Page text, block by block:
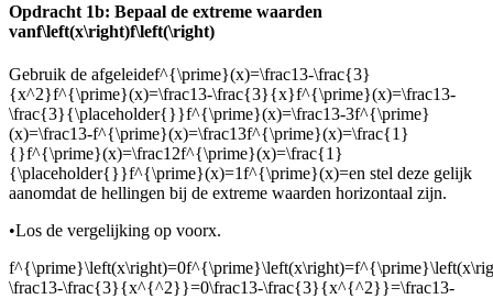
Opdracht 1b: Bepaal de extreme waarden
vanf\left(x\right)f\left(\right)
Gebruik de afgeleidef^{\prime}(x)=\frac13-\frac{3}
{x^2}f^{\prime}(x)=\frac13-\frac{3}{x}f^{\prime}(x)=\frac13-
\frac{3}{\placeholder{}}f^{\prime}(x)=\frac13-3f^{\prime}
(x)=\frac13-f^{\prime}(x)=\frac13f^{\prime}(x)=\frac{1}
{}f^{\prime}(x)=\frac12f^{\prime}(x)=\frac{1}
{\placeholder{}}f^{\prime}(x)=1f^{\prime}(x)=en stel deze gelijk
aanomdat de hellingen bij de extreme waarden horizontaal zijn.
•Los de vergelijking op voorx.
\frac13-\frac{3}{x^{^2}}=0\frac13-\frac{3}{x^{^2}}=\frac13-